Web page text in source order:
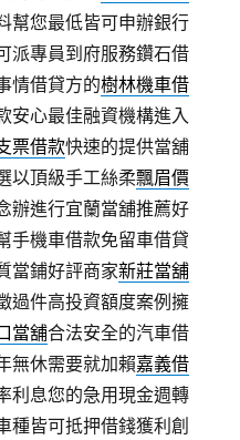
幫您最低皆可申辦銀行
派專員到府服務鑽石借
情借貸方的樹林機車借
安心最佳融資機構進入
票借款快速的提供當舖
以頂級手工絲柔飄眉價
辦進行宜蘭當舖推薦好
手機車借款免留車借貸
當鋪好評商家新莊當舖
過件高投資額度案例擁
當舖合法安全的汽車借
無休需要就加賴嘉義借
利息您的急用現金週轉
種皆可抵押借錢獲利創